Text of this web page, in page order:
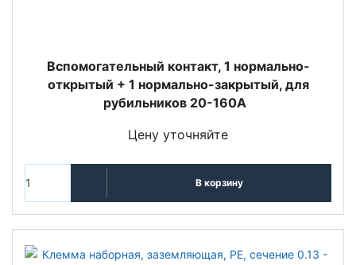
Вспомогательный контакт, 1 нормально-
открытый + 1 нормально-закрытый, для
рубильников 20-160A
Цену уточняйте
В корзину